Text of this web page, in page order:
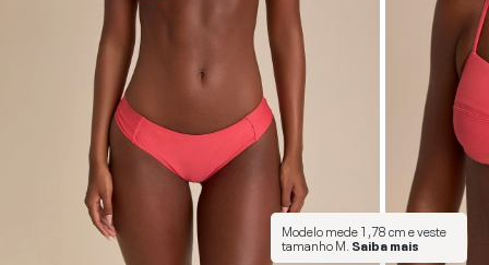
Modelo mede1,78 cme veste
tamanhoM Saiba mais